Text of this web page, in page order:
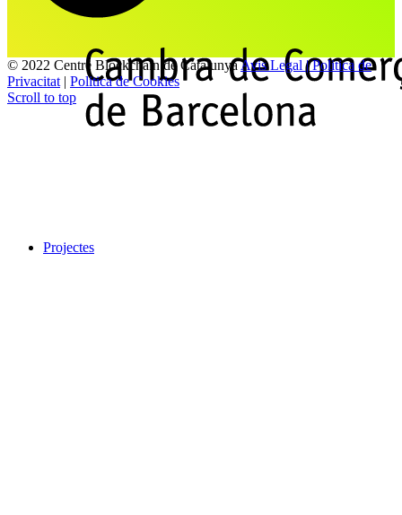
Projectes
© 2022 Centre Blockchain de CatalunyaAvis Legal | Politica de
Privacitat | Politica de Cookies
Scroll to top